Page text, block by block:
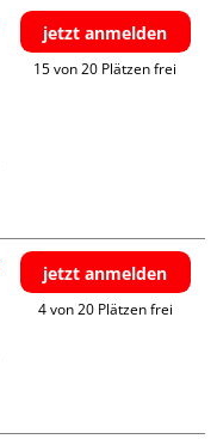
jetzt anmelden
15 von 20 Plätzen frei
jetzt anmelden
4 von 20 Plätzen frei